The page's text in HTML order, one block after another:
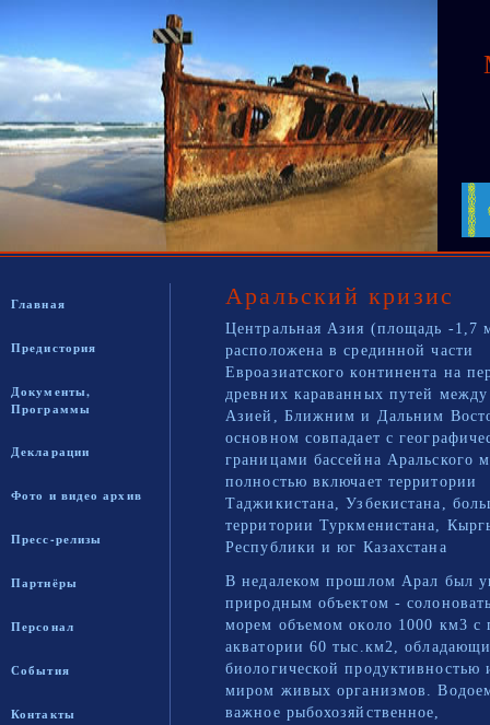
Главная
Предистория
Документы,
Программы
Декларации
Фото и видео архив
Пресс-релизы
Партнёры
Персонал
События
Контакты
Аральский кризис
Центральная Азия (площадь -1,7
расположена в срединной части
Евроазиатского континента на
древних караванных путей
Азией, Ближним и Дальним
основном совпадает с
границами бассейна Аральского
полностью включает территории
Таджикистана, Узбекистана,
территории Туркменистана,
Республики и юг Казахстана
В недалеком прошлом Арал был
природным объектом -
морем объемом около 1000 км3 с
акватории 60 тыс.км2,
биологической продуктивностью
миром живых организмов.
важное рыбохозяйственное,